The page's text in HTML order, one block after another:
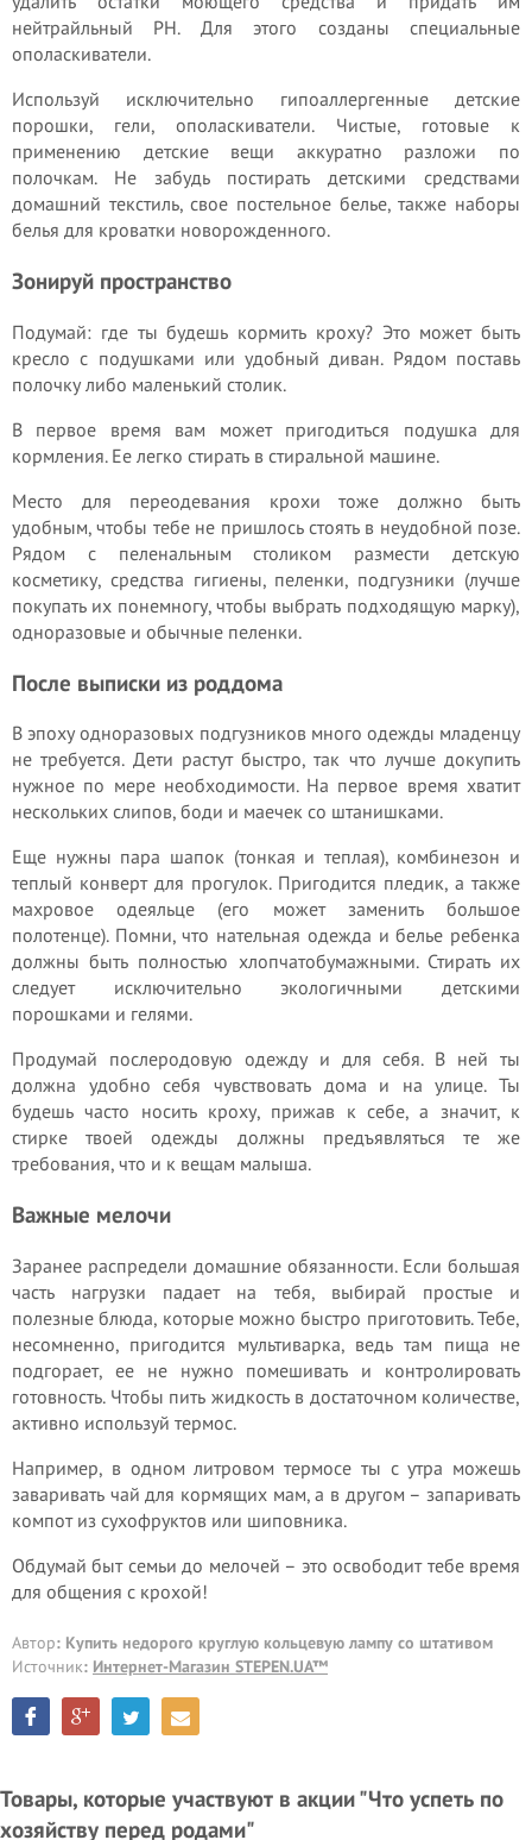
нейтрайльный PH. Для этого созданы специальные
ополаскиватели.
Используй исключительно гипоаллергенные детские
порошки, гели, ополаскиватели. Чистые, готовые к
применению детские вещи аккуратно разложи по
полочкам. Не забудь постирать детскими средствами
домашний текстиль, свое постельное белье, также наборы
белья для кроватки новорожденного.
Зонируй пространство
Подумай: где ты будешь кормить кроху? Это может быть
кресло с подушками или удобный диван. Рядом поставь
полочку либо маленький столик.
В первое время вам может пригодиться подушка для
кормления. Ее легко стирать в стиральной машине.
Место для переодевания крохи тоже должно быть
удобным, чтобы тебе не пришлось стоять в неудобной позе.
Рядом с пеленальным столиком размести детскую
косметику, средства гигиены, пеленки, подгузники (лучше
покупать их понемногу, чтобы выбрать подходящую марку),
одноразовые и обычные пеленки.
После выписки из роддома
В эпоху одноразовых подгузников много одежды младенцу
не требуется. Дети растут быстро, так что лучше докупить
нужное по мере необходимости. На первое время хватит
нескольких слипов, боди и маечек со штанишками.
Еще нужны пара шапок (тонкая и теплая), комбинезон и
теплый конверт для прогулок. Пригодится пледик, а также
махровое одеяльце (его может заменить большое
полотенце). Помни, что нательная одежда и белье ребенка
должны быть полностью хлопчатобумажными. Стирать их
следует исключительно экологичными детскими
порошками и гелями.
Продумай послеродовую одежду и для себя. В ней ты
должна удобно себя чувствовать дома и на улице. Ты
будешь часто носить кроху, прижав к себе, а значит, к
стирке твоей одежды должны предъявляться те же
требования, что и к вещам малыша.
Важные мелочи
Заранее распредели домашние обязанности. Если большая
часть нагрузки падает на тебя, выбирай простые и
полезные блюда, которые можно быстро приготовить. Тебе,
несомненно, пригодится мультиварка, ведь там пища не
подгорает, ее не нужно помешивать и контролировать
готовность. Чтобы пить жидкость в достаточном количестве,
активно используй термос.
Например, в одном литровом термосе ты с утра можешь
заваривать чай для кормящих мам, а в другом – запаривать
компот из сухофруктов или шиповника.
Обдумай быт семьи до мелочей – это освободит тебе время
для общения с крохой!
Автор: Купить недорого круглую кольцевую лампу со штативом
Источник: Интернет-Магазин STEPEN.UA™
Товары, которые участвуют в акции "Что успеть по
хозяйству перед родами"